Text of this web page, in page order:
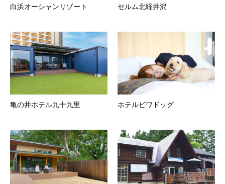
白浜オーシャンリゾート セルム北軽井沢
亀の井ホテル九十九里 ホテルビワドッグ